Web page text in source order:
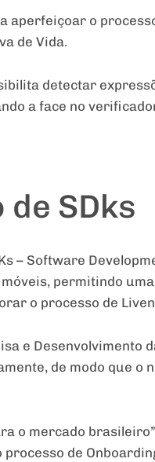
aperfeiçoar o
de Vida.
detectar
a face no
SDks
– Software
permitindo
o processo de
e Desenvolvimento
de modo que o
o mercado
de